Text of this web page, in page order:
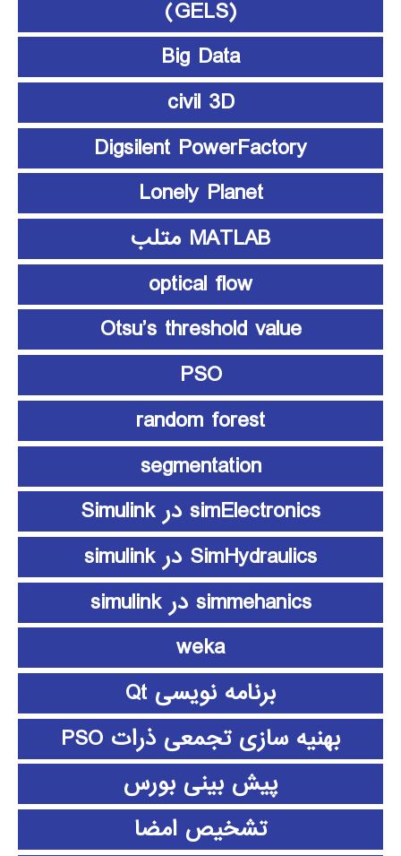
(GELS)
Big Data
civil 3D
Digsilent PowerFactory
Lonely Planet
MATLAB متلب
optical flow
Otsu’s threshold value
PSO
random forest
segmentation
simElectronics در Simulink
SimHydraulics در simulink
simmehanics در simulink
weka
برنامه نویسی Qt
بهنیه سازی تجمعی ذرات PSO
پیش بینی بورس
تشخیص امضا